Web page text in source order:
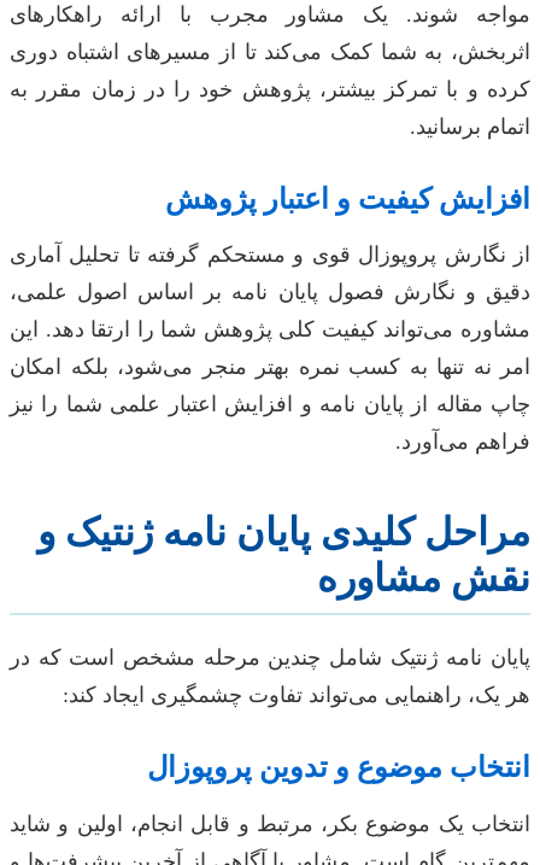
مواجه شوند. یک مشاور مجرب با ارائه راهکارهای
اثربخش، به شما کمک می‌کند تا از مسیرهای اشتباه دوری
کرده و با تمرکز بیشتر، پژوهش خود را در زمان مقرر به
اتمام برسانید.
افزایش کیفیت و اعتبار پژوهش
از نگارش پروپوزال قوی و مستحکم گرفته تا تحلیل آماری
دقیق و نگارش فصول پایان نامه بر اساس اصول علمی،
مشاوره می‌تواند کیفیت کلی پژوهش شما را ارتقا دهد. این
امر نه تنها به کسب نمره بهتر منجر می‌شود، بلکه امکان
چاپ مقاله از پایان نامه و افزایش اعتبار علمی شما را نیز
فراهم می‌آورد.
مراحل کلیدی پایان نامه ژنتیک و
نقش مشاوره
پایان نامه ژنتیک شامل چندین مرحله مشخص است که در
هر یک، راهنمایی می‌تواند تفاوت چشمگیری ایجاد کند:
انتخاب موضوع و تدوین پروپوزال
انتخاب یک موضوع بکر، مرتبط و قابل انجام، اولین و شاید